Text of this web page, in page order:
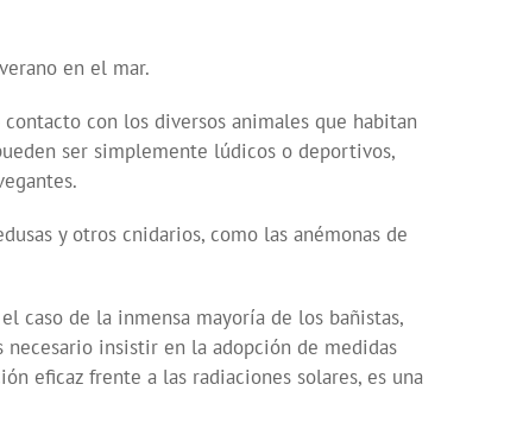
en el mar.
con los diversos animales que habitan
ser simplemente lúdicos o deportivos,
y otros cnidarios, como las anémonas de
caso de la inmensa mayoría de los bañistas,
insistir en la adopción de medidas
eficaz frente a las radiaciones solares, es una